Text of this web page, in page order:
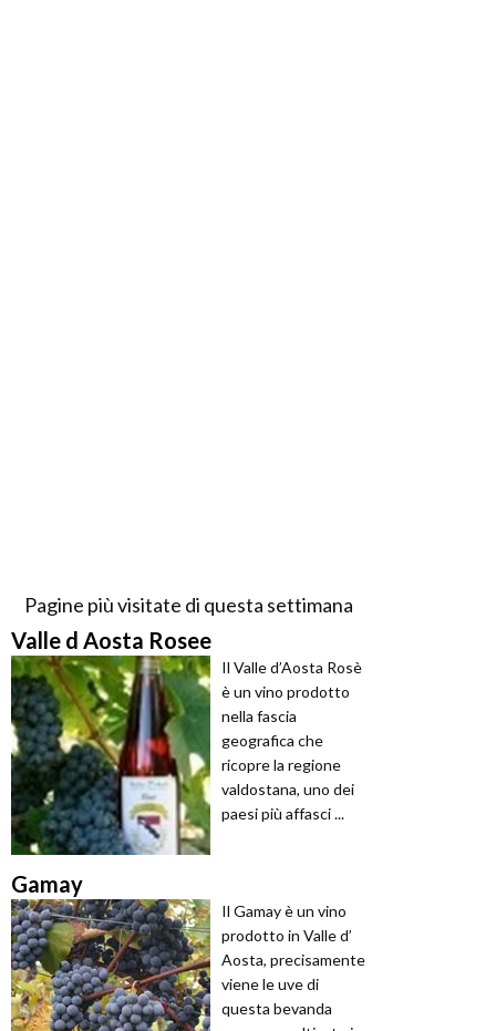
Pagine più visitate di questa settimana
Valle d Aosta Rosee
Il Valle d’Aosta Rosè
è un vino prodotto
nella fascia
geografica che
ricopre la regione
valdostana, uno dei
paesi più affasci ...
Gamay
Il Gamay è un vino
prodotto in Valle d’
Aosta, precisamente
viene le uve di
questa bevanda